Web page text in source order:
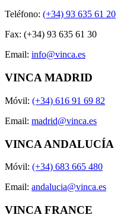
Teléfono: (+34) 93 635 61 20
Fax: (+34) 93 635 61 30
Email: info@vinca.es
VINCA MADRID
Móvil: (+34) 616 91 69 82
Email: madrid@vinca.es
VINCA ANDALUCÍA
Móvil: (+34) 683 665 480
Email: andalucia@vinca.es
VINCA FRANCE